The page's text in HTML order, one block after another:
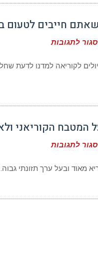
|
סגור לתגובות
–
לקוריאה למדנו לדעת
המטבח הקוריאני
סגור לתגובות
לדעת
על
ולא
מאוד ובעל ערך תזונתי